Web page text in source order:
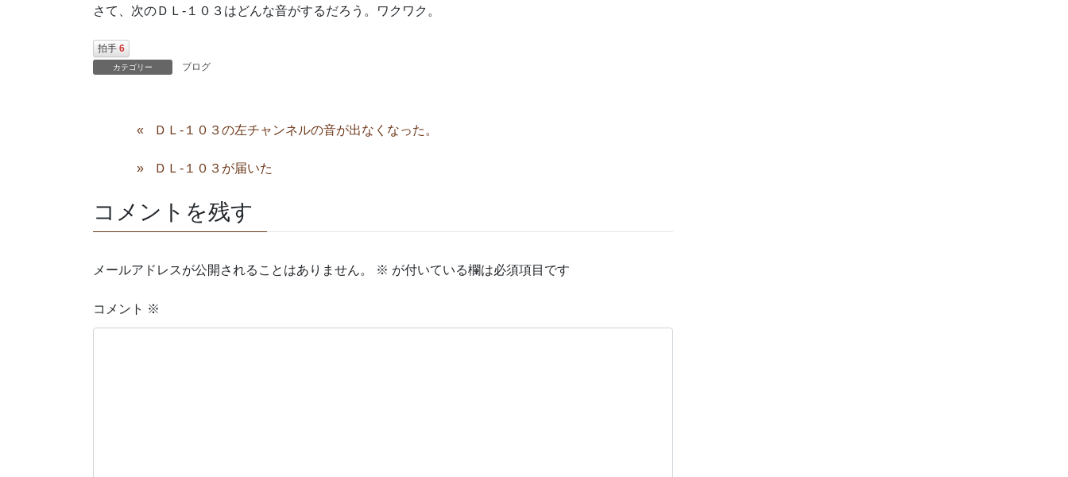
さて、次のＤＬ-１０３はどんな音がするだろう。ワクワク。
拍手 6
カテゴリー ブログ
ＤＬ-１０３の左チャンネルの音が出なくなった。
ＤＬ-１０３が届いた
コメントを残す
メールアドレスが公開されることはありません。 ※ が付いている欄は必須項目です
コメント ※